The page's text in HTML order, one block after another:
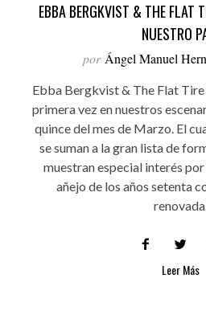
EBBA BERGKVIST & THE FLAT
NUESTRO
por Ángel Manuel
Ebba Bergkvist & The Flat
primera vez en nuestros
quince del mes de Marzo. El
se suman a la gran lista de
muestran especial interés
añejo de los años setenta
Leer Más